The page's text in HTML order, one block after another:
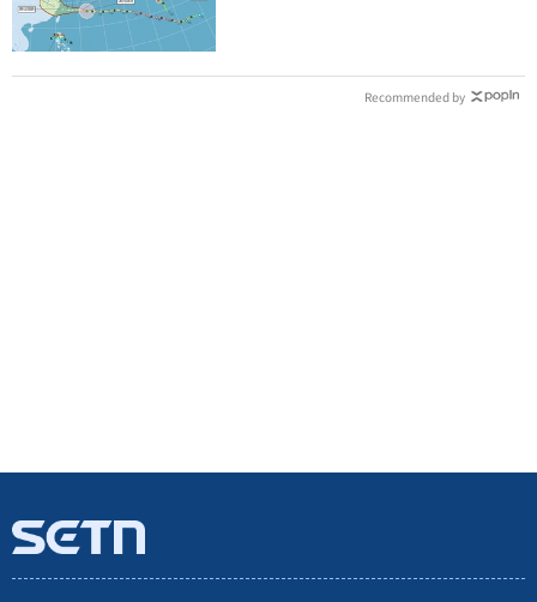
Recommended by